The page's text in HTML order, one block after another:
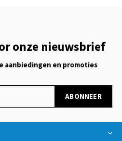
onze nieuwsbrief
aanbiedingen en promoties
ABONNEER